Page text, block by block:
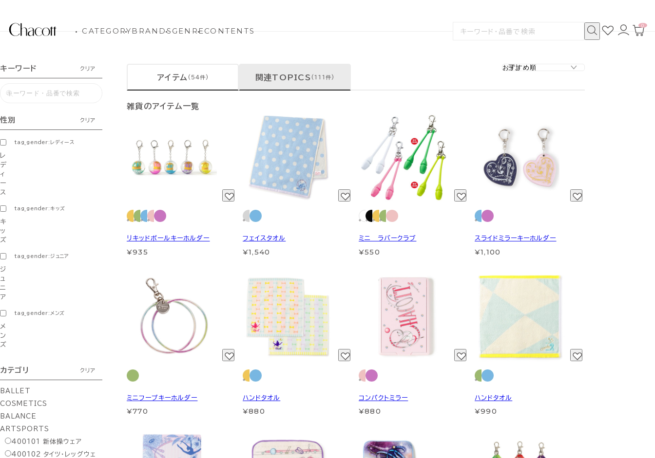
CATEGORYBRANDSGENRECONTENTS
検
お
気
ロ
グ
カ
0
キーワード クリア
性別 クリア
tag_gender:レディース
レ
デ
ィ
ー
ス
tag_gender:キッズ
キ
ッ
ズ
tag_gender:ジュニア
ジ
ュ
ニ
ア
tag_gender:メンズ
メ
ン
ズ
カテゴリ クリア
BALLET
COSMETICS
BALANCE
ARTSPORTS
400101
新体操ウェア
400102 タイツ・レッグウェ
アイテム (54件) 関連TOPICS (111件)
雑貨のアイテム一覧
リキッドボールキーホルダー
¥935
フェイスタオル
¥1,540
ミニ ラバークラブ
¥550
スライドミラーキーホルダー
¥1,100
ミニフープキーホルダー
¥770
ハンドタオル
¥880
コンパクトミラー
¥880
ハンドタオル
¥990